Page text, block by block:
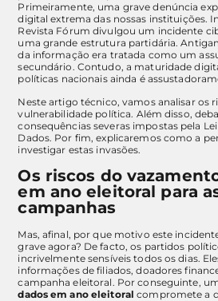
Primeiramente, uma grave denúncia
digital extrema das nossas instituições.
Revista Fórum divulgou um incidente
uma grande estrutura partidária.
da informação era tratada como um
secundário. Contudo, a maturidade
políticas nacionais ainda é
Neste artigo técnico, vamos analisar os
vulnerabilidade política. Além disso,
consequências severas impostas pela
Dados. Por fim, explicaremos como a
investigar estas invasões.
Os riscos do
em ano eleitoral para
campanhas
Mas, afinal, por que motivo este
grave agora? De facto, os partidos
incrivelmente sensíveis todos os dias.
informações de filiados, doadores
campanha eleitoral. Por conseguinte,
dados em ano eleitoral compromete a